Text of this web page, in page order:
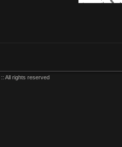
:: All rights reserved